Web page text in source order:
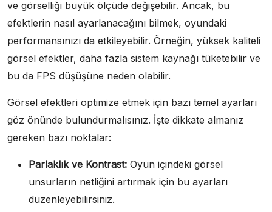
ve görselliği büyük ölçüde değişebilir. Ancak, bu
efektlerin nasıl ayarlanacağını bilmek, oyundaki
performansınızı da etkileyebilir. Örneğin, yüksek kaliteli
görsel efektler, daha fazla sistem kaynağı tüketebilir ve
bu da FPS düşüşüne neden olabilir.
Görsel efektleri optimize etmek için bazı temel ayarları
göz önünde bulundurmalısınız. İşte dikkate almanız
gereken bazı noktalar:
Parlaklık ve Kontrast: Oyun içindeki görsel
unsurların netliğini artırmak için bu ayarları
düzenleyebilirsiniz.